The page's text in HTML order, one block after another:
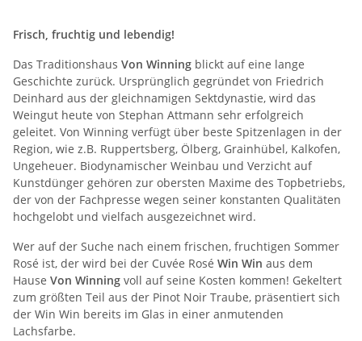
Frisch, fruchtig und lebendig!
Das Traditionshaus Von Winning blickt auf eine lange
Geschichte zurück. Ursprünglich gegründet von Friedrich
Deinhard aus der gleichnamigen Sektdynastie, wird das
Weingut heute von Stephan Attmann sehr erfolgreich
geleitet. Von Winning verfügt über beste Spitzenlagen in der
Region, wie z.B. Ruppertsberg, Ölberg, Grainhübel, Kalkofen,
Ungeheuer. Biodynamischer Weinbau und Verzicht auf
Kunstdünger gehören zur obersten Maxime des Topbetriebs,
der von der Fachpresse wegen seiner konstanten Qualitäten
hochgelobt und vielfach ausgezeichnet wird.
Wer auf der Suche nach einem frischen, fruchtigen Sommer
Rosé ist, der wird bei der Cuvée Rosé Win Win aus dem
Hause Von Winning voll auf seine Kosten kommen! Gekeltert
zum größten Teil aus der Pinot Noir Traube, präsentiert sich
der Win Win bereits im Glas in einer anmutenden
Lachsfarbe.